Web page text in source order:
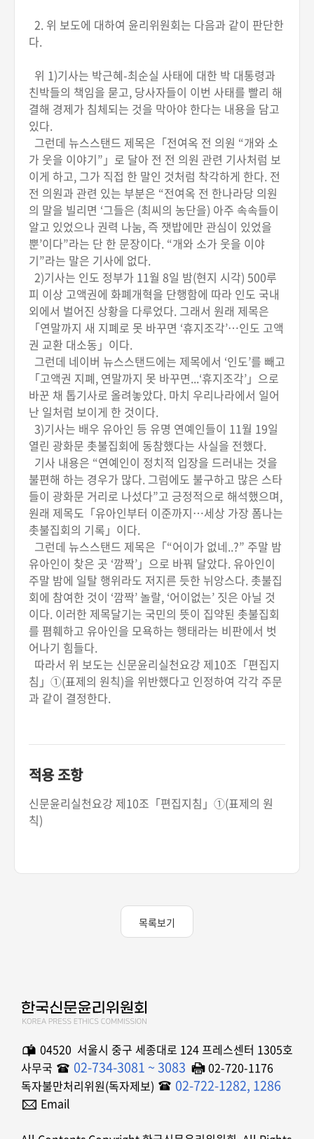
2. 위 보도에 대하여 윤리위원회는 다음과 같이 판단한
다.
위 1)기사는 박근혜-최순실 사태에 대한 박 대통령과
친박들의 책임을 묻고, 당사자들이 이번 사태를 빨리 해
결해 경제가 침체되는 것을 막아야 한다는 내용을 담고
있다.
그런데 뉴스스탠드 제목은「전여옥 전 의원 “개와 소
가 웃을 이야기”」로 달아 전 전 의원 관련 기사처럼 보
이게 하고, 그가 직접 한 말인 것처럼 착각하게 한다. 전
전 의원과 관련 있는 부분은 “전여옥 전 한나라당 의원
의 말을 빌리면 ‘그들은 (최씨의 농단을) 아주 속속들이
알고 있었으나 권력 나눔, 즉 잿밥에만 관심이 있었을
뿐’이다”라는 단 한 문장이다. “개와 소가 웃을 이야
기”라는 말은 기사에 없다.
2)기사는 인도 정부가 11월 8일 밤(현지 시각) 500루
피 이상 고액권에 화폐개혁을 단행함에 따라 인도 국내
외에서 벌어진 상황을 다루었다. 그래서 원래 제목은
「연말까지 새 지폐로 못 바꾸면 ‘휴지조각’…인도 고액
권 교환 대소동」이다.
그런데 네이버 뉴스스탠드에는 제목에서 ‘인도’를 빼고
「고액권 지폐, 연말까지 못 바꾸면...‘휴지조각’」으로
바꾼 채 톱기사로 올려놓았다. 마치 우리나라에서 일어
난 일처럼 보이게 한 것이다.
3)기사는 배우 유아인 등 유명 연예인들이 11월 19일
열린 광화문 촛불집회에 동참했다는 사실을 전했다.
기사 내용은 “연예인이 정치적 입장을 드러내는 것을
불편해 하는 경우가 많다. 그럼에도 불구하고 많은 스타
들이 광화문 거리로 나섰다”고 긍정적으로 해석했으며,
원래 제목도「유아인부터 이준까지…세상 가장 폼나는
촛불집회의 기록」이다.
그런데 뉴스스탠드 제목은「“어이가 없네..?” 주말 밤
유아인이 찾은 곳 ‘깜짝’」으로 바꿔 달았다. 유아인이
주말 밤에 일탈 행위라도 저지른 듯한 뉘앙스다. 촛불집
회에 참여한 것이 ‘깜짝’ 놀랄, ‘어이없는’ 짓은 아닐 것
이다. 이러한 제목달기는 국민의 뜻이 집약된 촛불집회
를 폄훼하고 유아인을 모욕하는 행태라는 비판에서 벗
어나기 힘들다.
따라서 위 보도는 신문윤리실천요강 제10조「편집지
침」①(표제의 원칙)을 위반했다고 인정하여 각각 주문
과 같이 결정한다.
적용 조항
신문윤리실천요강 제10조「편집지침」①(표제의 원
칙)
목록보기
04520 서울시 중구 세종대로 124 프레스센터 1305호
사무국
02-734-3081 ~ 3083
02-720-1176
독자불만처리위원(독자제보)
02-722-1282, 1286
Email